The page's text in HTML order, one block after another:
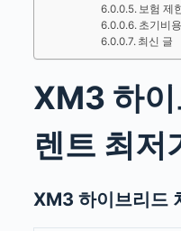
보험 제
초기비
최신 글
XM3 하이
렌트 최저
XM3 하이브리드